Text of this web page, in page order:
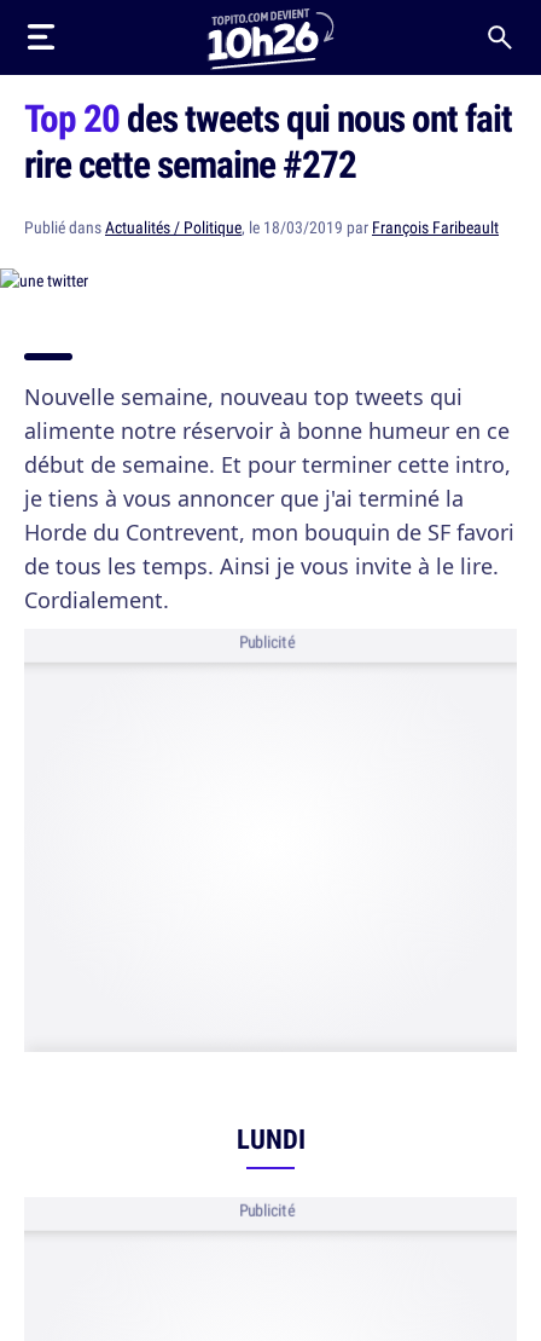
Top 20des tweets qui nous ont fait
rire cette semaine #272
Publié dansActualités / Politique, le 18/03/2019 par François Faribeault
Nouvelle semaine, nouveau top tweets qui
alimente notre réservoir à bonne humeur en ce
début de semaine. Et pour terminer cette intro,
je tiens à vous annoncer que j'ai terminé la
Horde du Contrevent, mon bouquin de SF favori
de tous les temps. Ainsi je vous invite à le lire.
Cordialement.
Publicité
LUNDI
Publicité